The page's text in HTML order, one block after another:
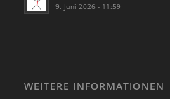
9. Juni 2026 - 11:59
WEITERE INFORMATIONEN